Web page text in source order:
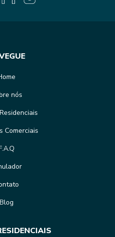
nós
Comerciais
Blog